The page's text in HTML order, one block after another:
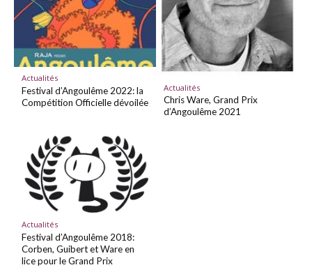
Actualités
Festival d’Angoulême 2022: la
Compétition Officielle dévoilée
Actualités
Chris Ware, Grand Prix
d’Angoulême 2021
Actualités
Festival d’Angoulême 2018:
Corben, Guibert et Ware en
lice pour le Grand Prix